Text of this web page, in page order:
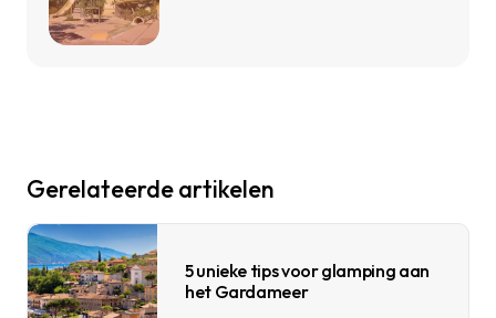
Gerelateerde artikelen
5 unieke tips voor glamping aan
het Gardameer